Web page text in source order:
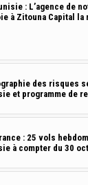
: L’agence de
à Zitouna Capital la
des risques
et programme de
: 25 vols
à compter du 30